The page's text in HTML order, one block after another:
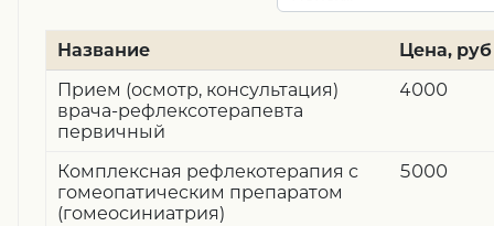
Название
Цена, руб
Прием (осмотр, консультация)
врача-рефлексотерапевта
первичный
4000
Комплексная рефлекотерапия с
гомеопатическим препаратом
(гомеосиниатрия)
5000